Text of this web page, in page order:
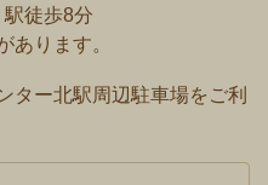
徒歩8分
あります。
ター北駅周辺駐車場をご利